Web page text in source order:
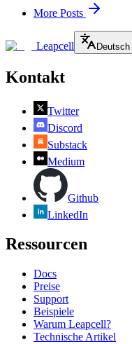
More Posts
Leapcell Deutsch
Kontakt
Twitter
Discord
Substack
Medium
Github
LinkedIn
Ressourcen
Docs
Preise
Support
Beispiele
Warum Leapcell?
Technische Artikel